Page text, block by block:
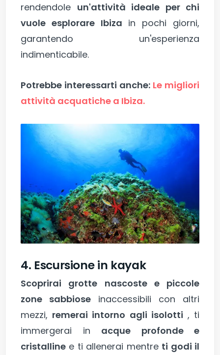
rendendole un'attività ideale per chi
vuole esplorare Ibiza in pochi giorni,
garantendo un'esperienza
indimenticabile.
Potrebbe interessarti anche: Le migliori
attività acquatiche a Ibiza.
4. Escursione in kayak
Scoprirai grotte nascoste e piccole
zone sabbiose inaccessibili con altri
mezzi, remerai intorno agli isolotti , ti
immergerai in acque profonde e
cristalline e ti allenerai mentre ti godi il